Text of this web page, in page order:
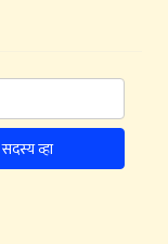
सदस्य व्हा